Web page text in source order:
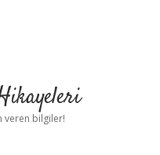
veren bilgiler!